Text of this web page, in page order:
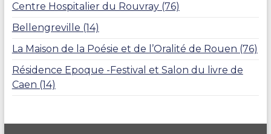
Centre Hospitalier du Rouvray (76)
Bellengreville (14)
La Maison de la Poésie et de l’Oralité de Rouen (76)
Résidence Epoque -Festival et Salon du livre de
Caen (14)